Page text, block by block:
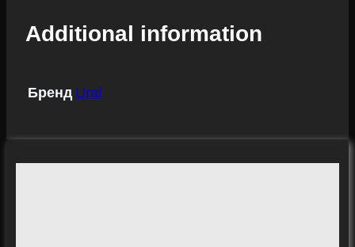
Additional information
Бренд Ural